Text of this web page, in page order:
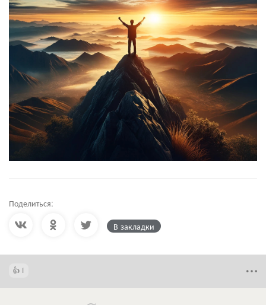
Поделиться:
В закладки
1